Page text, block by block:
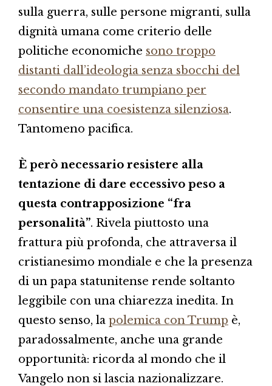
sulla guerra, sulle persone migranti, sulla
dignità umana come criterio delle
politiche economiche sono troppo
distanti dall’ideologia senza sbocchi del
secondo mandato trumpiano per
consentire una coesistenza silenziosa.
Tantomeno pacifica.
È però necessario resistere alla
tentazione di dare eccessivo peso a
questa contrapposizione “fra
personalità”. Rivela piuttosto una
frattura più profonda, che attraversa il
cristianesimo mondiale e che la presenza
di un papa statunitense rende soltanto
leggibile con una chiarezza inedita. In
questo senso, la polemica con Trump è,
paradossalmente, anche una grande
opportunità: ricorda al mondo che il
Vangelo non si lascia nazionalizzare.